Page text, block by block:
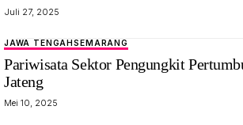
Juli 27, 2025
JAWA TENGAHSEMARANG
Pariwisata Sektor Pengungkit
Jateng
Mei 10, 2025